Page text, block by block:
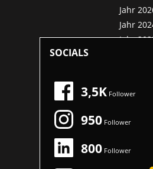
Jahr
Jahr
Jahr
SOCIALS
3,5K Follower
950 Follower
800 Follower